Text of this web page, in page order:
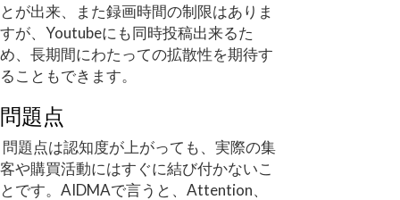
とが出来、また録画時間の制限はありま
すが、Youtubeにも同時投稿出来るた
め、長期間にわたっての拡散性を期待す
ることもできます。
問題点
問題点は認知度が上がっても、実際の集
客や購買活動にはすぐに結び付かないこ
とです。AIDMAで言うと、Attention、